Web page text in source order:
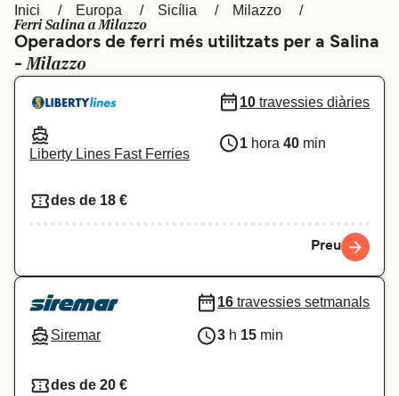
Polska Deutschland
Schweiz (DE) Norge
Inici Europa Sicília Milazzo
Ferri Salina a Milazzo
Operadors de ferri més utilitzats per a Salina
-Milazzo
Liberty Lines Fast Ferries
10 travessies diàries
1 hora 40 min
des de 18 €
Preu
Siremar
16 travessies setmanals
3 h 15 min
des de 20 €